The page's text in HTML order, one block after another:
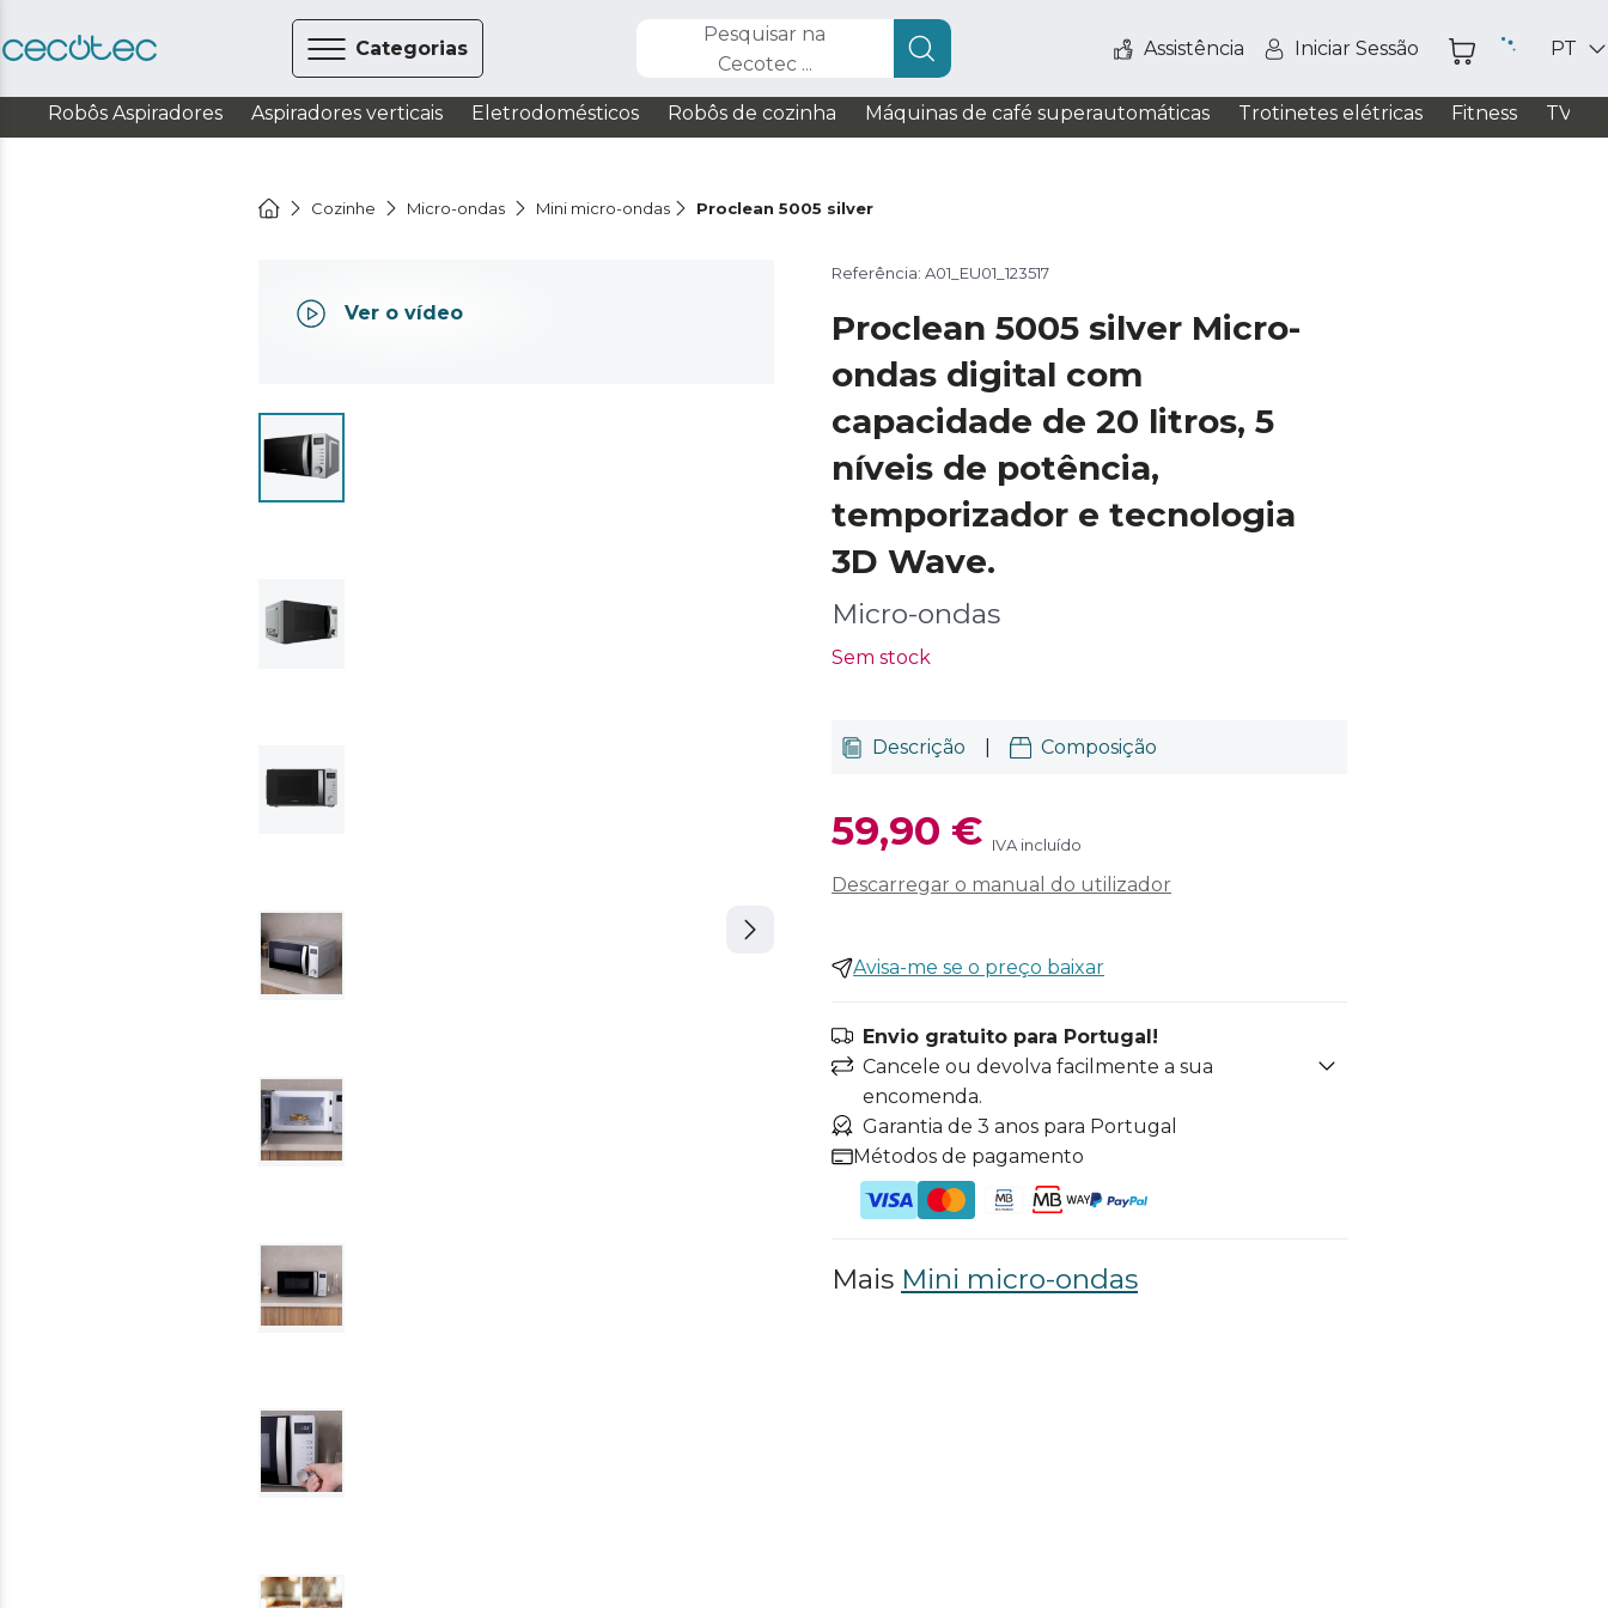
Categorias
Pesquisar na
Cecotec ...
Assistência Iniciar Sessão PT
Robôs Aspiradores Aspiradores verticais Eletrodomésticos Robôs de cozinha Máquinas de café superautomáticas Trotinetes elétricas Fitness TV /
Cozinhe Micro-ondas Mini micro-ondas Proclean 5005 silver
Ver o vídeo
Referência: A01_EU01_123517
Proclean 5005 silver Micro-
ondas digital com
capacidade de 20 litros, 5
níveis de potência,
temporizador e tecnologia
3D Wave.
Micro-ondas
Sem stock
Descrição Composição
59,90 € IVA incluído
Descarregar o manual do utilizador
Avisa-me se o preço baixar
Envio gratuito para Portugal!
Cancele ou devolva facilmente a sua
encomenda.
Garantia de 3 anos para Portugal
Métodos de pagamento
Mais Mini micro-ondas